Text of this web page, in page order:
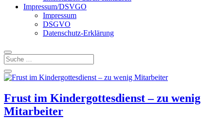
Impressum/DSVGO
Impressum
DSGVO
Datenschutz-Erklärung
Frust im Kindergottesdienst – zu wenig
Mitarbeiter